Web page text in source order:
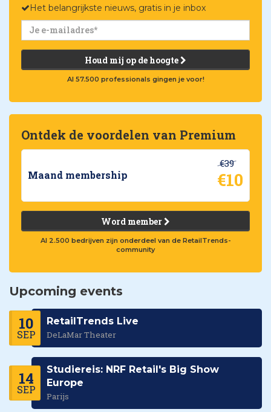
Het belangrijkste nieuws, gratis in je inbox
Houd mij op de hoogte
Al 57.500 professionals gingen je voor!
Ontdek de voordelen van Premium
Maand membership
€39
€10
Word member
Al 2.500 bedrijven zijn onderdeel van de RetailTrends-
community
Upcoming events
10
SEP
RetailTrends Live
DeLaMar Theater
14
SEP
Studiereis: NRF Retail's Big Show
Europe
Parijs